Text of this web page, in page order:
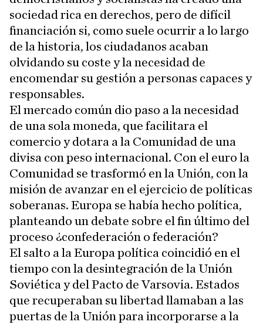
sociedad rica en derechos, pero de difícil
financiación si, como suele ocurrir a lo largo
de la historia, los ciudadanos acaban
olvidando su coste y la necesidad de
encomendar su gestión a personas capaces y
responsables.
El mercado común dio paso a la necesidad
de una sola moneda, que facilitara el
comercio y dotara a la Comunidad de una
divisa con peso internacional. Con el euro la
Comunidad se trasformó en la Unión, con la
misión de avanzar en el ejercicio de políticas
soberanas. Europa se había hecho política,
planteando un debate sobre el fin último del
proceso ¿confederación o federación?
El salto a la Europa política coincidió en el
tiempo con la desintegración de la Unión
Soviética y del Pacto de Varsovia. Estados
que recuperaban su libertad llamaban a las
puertas de la Unión para incorporarse a la